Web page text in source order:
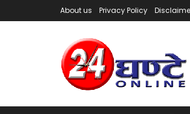
About us Privacy Policy